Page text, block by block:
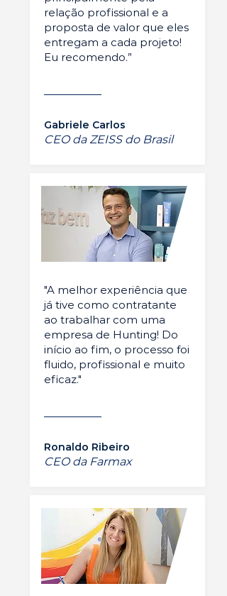
relação profissional e a
proposta de valor que eles
entregam a cada projeto!
Eu recomendo.”
Gabriele Carlos
CEO da ZEISS do Brasil
"A melhor experiência que
já tive como contratante
ao trabalhar com uma
empresa de Hunting! Do
início ao fim, o processo foi
fluido, profissional e muito
eficaz."
Ronaldo Ribeiro
CEO da Farmax